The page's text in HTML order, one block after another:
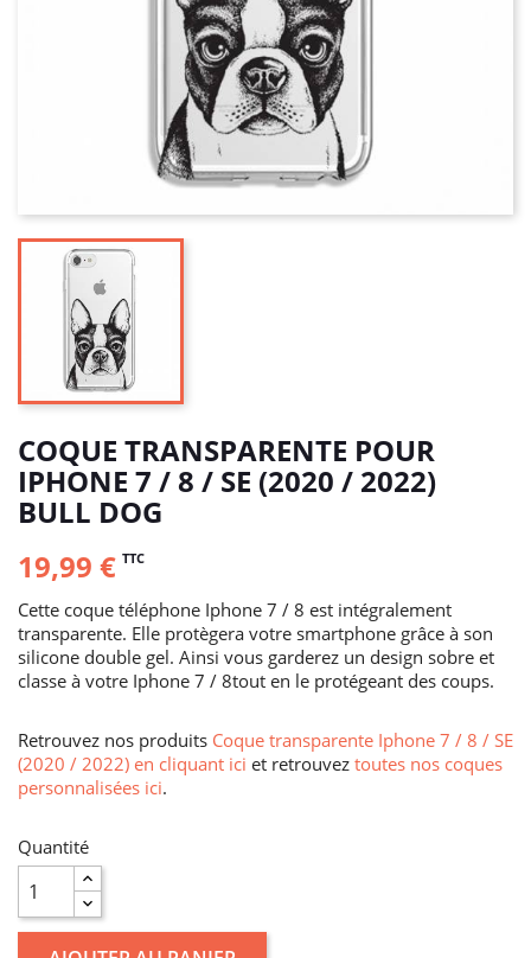
COQUE TRANSPARENTE POUR
IPHONE 7 / 8 / SE (2020 / 2022)
BULL DOG
19,99 € TTC
Cette coque téléphone Iphone 7 / 8 est intégralement
transparente. Elle protègera votre smartphone grâce à son
silicone double gel. Ainsi vous garderez un design sobre et
classe à votre Iphone 7 / 8tout en le protégeant des coups.
Retrouvez nos produits Coque transparente Iphone 7 / 8 / SE
(2020 / 2022) en cliquant ici et retrouvez toutes nos coques
personnalisées ici.
Quantité